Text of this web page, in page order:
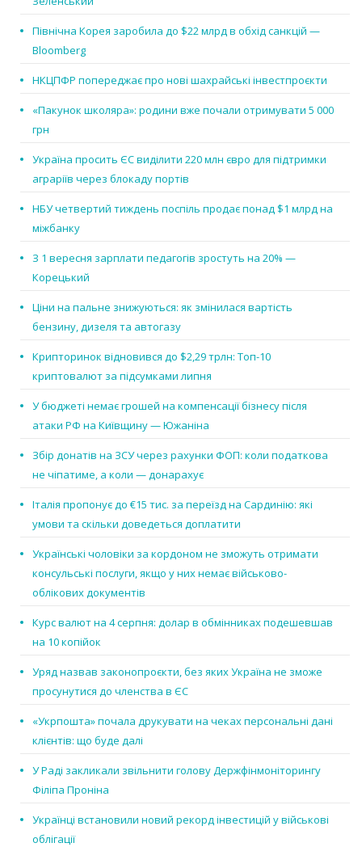
Північна Корея заробила до $22 млрд в обхід санкцій —
Bloomberg
НКЦПФР попереджає про нові шахрайські інвестпроєкти
«Пакунок школяра»: родини вже почали отримувати 5 000
грн
Україна просить ЄС виділити 220 млн євро для підтримки
аграріїв через блокаду портів
НБУ четвертий тиждень поспіль продає понад $1 млрд на
міжбанку
З 1 вересня зарплати педагогів зростуть на 20% —
Корецький
Ціни на пальне знижуються: як змінилася вартість
бензину, дизеля та автогазу
Крипторинок відновився до $2,29 трлн: Топ-10
криптовалют за підсумками липня
У бюджеті немає грошей на компенсації бізнесу після
атаки РФ на Київщину — Южаніна
Збір донатів на ЗСУ через рахунки ФОП: коли податкова
не чіпатиме, а коли — донарахує
Італія пропонує до €15 тис. за переїзд на Сардинію: які
умови та скільки доведеться доплатити
Українські чоловіки за кордоном не зможуть отримати
консульські послуги, якщо у них немає військово-
облікових документів
Курс валют на 4 серпня: долар в обмінниках подешевшав
на 10 копійок
Уряд назвав законопроєкти, без яких Україна не зможе
просунутися до членства в ЄС
«Укрпошта» почала друкувати на чеках персональні дані
клієнтів: що буде далі
У Раді закликали звільнити голову Держфінмоніторингу
Філіпа Проніна
Українці встановили новий рекорд інвестицій у військові
облігації